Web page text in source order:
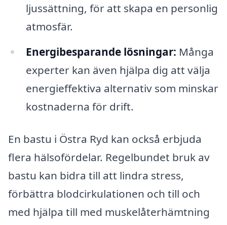
ljussättning, för att skapa en personlig
atmosfär.
Energibesparande lösningar: Många
experter kan även hjälpa dig att välja
energieffektiva alternativ som minskar
kostnaderna för drift.
En bastu i Östra Ryd kan också erbjuda
flera hälsofördelar. Regelbundet bruk av
bastu kan bidra till att lindra stress,
förbättra blodcirkulationen och till och
med hjälpa till med muskelåterhämtning